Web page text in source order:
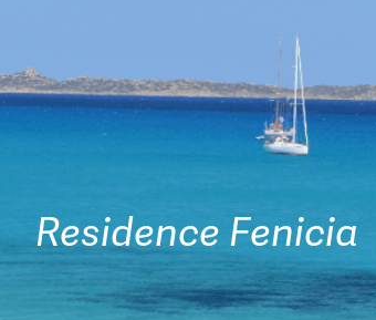
Residence Fenicia